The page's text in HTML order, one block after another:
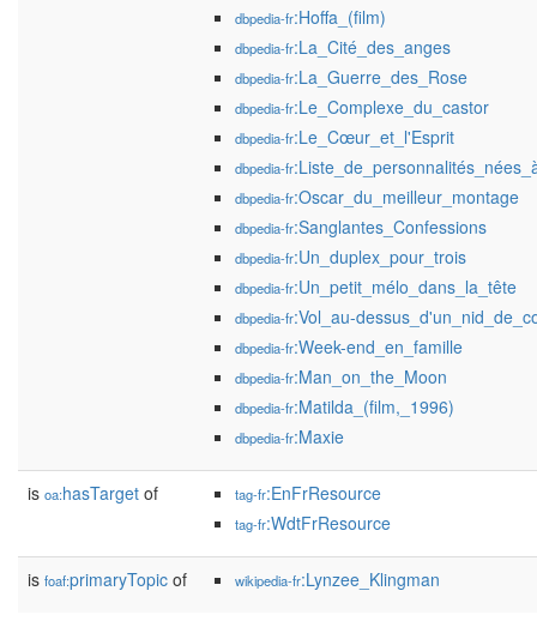
dbpedia-fr:Hoffa_(film)
dbpedia-fr:La_Cité_des_anges
dbpedia-fr:La_Guerre_des_Rose
dbpedia-fr:Le_Complexe_du_castor
dbpedia-fr:Le_Cœur_et_l'Esprit
dbpedia-fr
dbpedia-fr:Oscar_du_meilleur_montage
dbpedia-fr:Sanglantes_Confessions
dbpedia-fr:Un_duplex_pour_trois
dbpedia-fr:Un_petit_mélo_dans_la_tête
dbpedia-fr:Vol_au-
dbpedia-fr:Week-end_en_famille
dbpedia-fr:Man_on_the_Moon
dbpedia-fr:Matilda_(film,_1996)
dbpedia-fr:Maxie
is oa:hasTarget of tag-fr:EnFrResource
tag-fr:WdtFrResource
is foaf:primaryTopic of wikipedia-fr:Lynzee_Klingman